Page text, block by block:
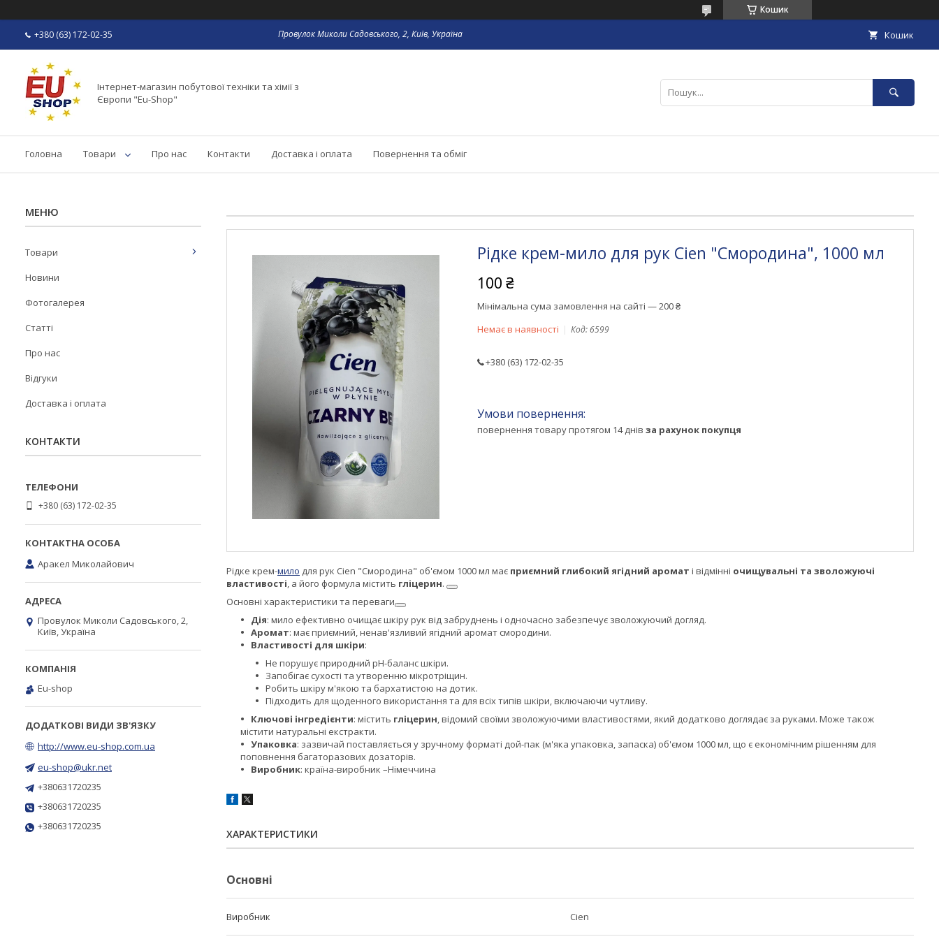
Кошик
+380 (63) 172-02-35 Провулок Миколи Садовського, 2, Київ, Україна Кошик
Інтернет-магазин побутової техніки та хімії з
Європи "Eu-Shop"
Головна Товари Про нас Контакти Доставка і оплата Повернення та обміг
Рідке крем-мило для рук Cien "Смородина", 1000 мл
100 ₴
Мінімальна сума замовлення на сайті — 200 ₴
Немає в наявності
Код:6599
+380 (63) 172-02-35
повернення товару протягом 14 днів за рахунок покупця
Рідке крем-мило для рук Cien "Смородина" об'ємом 1000 мл має приємний глибокий ягідний аромат і відмінні очищувальні та зволожуючі
властивості, а його формула містить гліцерин.
Основні характеристики та переваги
Дія: мило ефективно очищає шкіру рук від забруднень і одночасно забезпечує зволожуючий догляд.
Аромат: має приємний, ненав'язливий ягідний аромат смородини.
Властивості для шкіри:
Не порушує природний pH-баланс шкіри.
Запобігає сухості та утворенню мікротріщин.
Робить шкіру м'якою та бархатистою на дотик.
Підходить для щоденного використання та для всіх типів шкіри, включаючи чутливу.
Ключові інгредієнти: містить гліцерин, відомий своїми зволожуючими властивостями, який додатково доглядає за руками. Може також
містити натуральні екстракти.
Упаковка: зазвичай поставляється у зручному форматі дой-пак (м'яка упаковка, запаска) об'ємом 1000 мл, що є економічним рішенням для
поповнення багаторазових дозаторів.
Виробник: країна-виробник –Німеччина
ХАРАКТЕРИСТИКИ
Основні
Виробник Cien
Товари
Новини
Фотогалерея
Статті
Про нас
Відгуки
Доставка і оплата
КОНТАКТИ
+380 (63) 172-02-35
Аракел Миколайович
Провулок Миколи Садовського, 2,
Київ, Україна
Eu-shop
http://www.eu-shop.com.ua
eu-shop@ukr.net
+380631720235
+380631720235
+380631720235